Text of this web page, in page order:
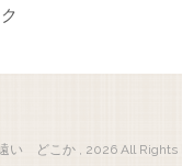
い どこか , 2026 All Rights